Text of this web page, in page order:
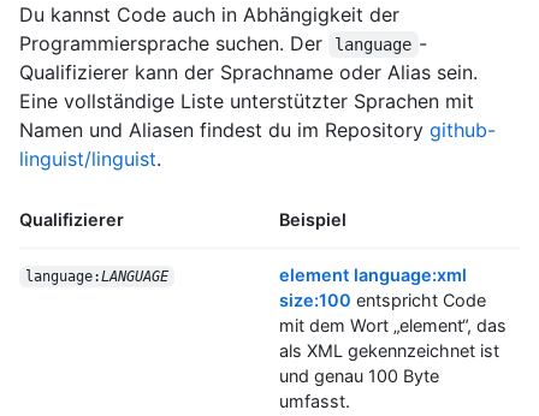
Du kannst Code auch in Abhängigkeit der
Programmiersprache suchen. Der
language -
Qualifizierer kann der Sprachname oder Alias sein.
Eine vollständige Liste unterstützter Sprachen mit
Namen und Aliasen findest du im Repository github-
linguist/linguist.
Qualifizierer Beispiel
language:LANGUAGE
element language:xml
size:100 entspricht Code
mit dem Wort „element“, das
als XML gekennzeichnet ist
und genau 100 Byte
umfasst.